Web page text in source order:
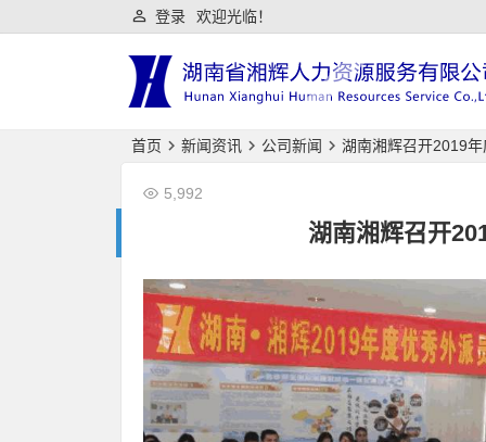
欢迎光临！
登录
首页 新闻资讯 公司新闻 湖南湘辉召开2019
湖南湘辉召开
5,992